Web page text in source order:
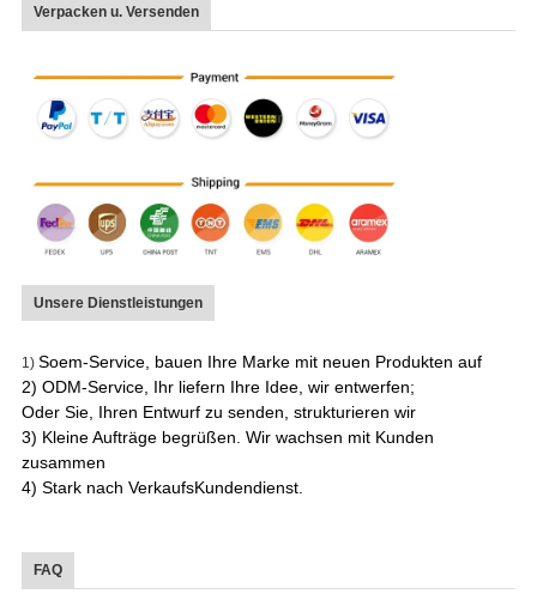
Verpacken u. Versenden
Unsere Dienstleistungen
1) Soem-Service, bauen Ihre Marke mit neuen Produkten auf
2) ODM-Service, Ihr liefern Ihre Idee, wir entwerfen;
Oder Sie, Ihren Entwurf zu senden, strukturieren wir
3) Kleine Aufträge begrüßen. Wir wachsen mit Kunden
zusammen
4) Stark nach VerkaufsKundendienst.
FAQ